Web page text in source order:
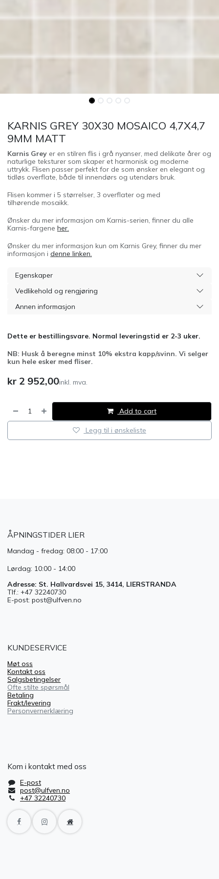
KARNIS GREY 30X30 MOSAICO 4,7X4,7
9MM MATT
Karnis Grey er en stilren flis i grå nyanser, med delikate årer og
naturlige teksturer som skaper et harmonisk og moderne
uttrykk. Flisen passer perfekt for de som ønsker en elegant og
tidløs overflate, både til innendørs og utendørs bruk.
Flisen kommer i 5 størrelser, 3 overflater og med
tilhørende mosaikk.
Ønsker du mer informasjon om Karnis-serien, finner du alle
Karnis-fargene her.
Ønsker du mer informasjon kun om Karnis Grey, finner du mer
informasjon i denne linken.
Egenskaper
Vedlikehold og rengjøring
Annen informasjon
Dette er bestillingsvare. Normal leveringstid er 2-3 uker.
NB: Husk å beregne minst 10% ekstra kapp/svinn. Vi selger
kun hele esker med fliser.
kr 2 952,00inkl. mva.
Add to cart
Legg til i ønskeliste
ÅPNINGSTIDER LIER
Mandag - fredag: 08:00 - 17:00
Lørdag: 10:00 - 14:00
Adresse: St. Hallvardsvei 15, 3414, LIERSTRANDA
Tlf.: +47 32240730
E-post: post@ulfven.no
KUNDESERVICE
Møt oss
Kontakt oss
Salgsbetingelser
Ofte stilte spørsmål
Betaling
Frakt/levering
Personvernerklæring
Kom i kontakt med oss
E-post
post@ulfven.no
+47 32240730